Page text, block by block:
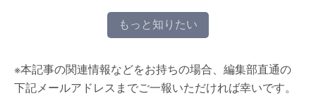
もっと知りたい
※本記事の関連情報などをお持ちの場合、編集部直通の
下記メールアドレスまでご一報いただければ幸いです。